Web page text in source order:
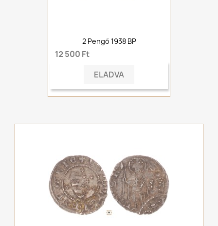
2 Pengő 1938 BP
12 500 Ft
ELADVA